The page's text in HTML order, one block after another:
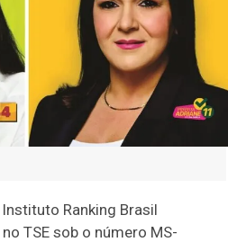
Ranking Brasil
TSE sob o número MS-